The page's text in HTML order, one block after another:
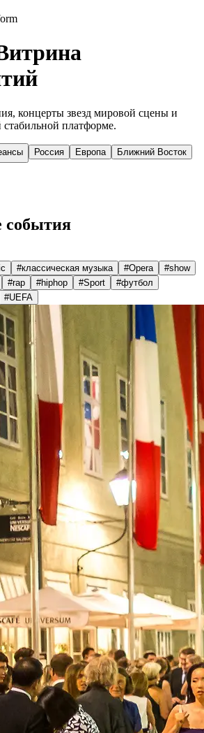
концерты звезд мировой сцены и
платформе.
Россия Европа
Ближний Восток
#классическая музыка #Opera #show
#rap #hiphop #Sport #футбол
#UEFA